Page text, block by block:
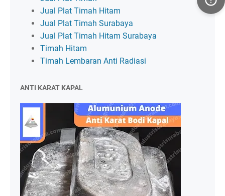
Jual Plat Timah Hitam
Jual Plat Timah Surabaya
Jual Plat Timah Hitam Surabaya
Timah Hitam
Timah Lembaran Anti Radiasi
ANTI KARAT KAPAL